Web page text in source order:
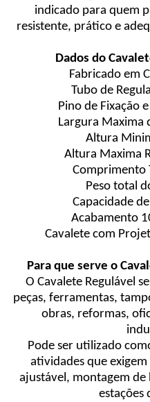
indicado para quem
resistente, prático e
Dados do
Fabricado em
Tubo de
Pino de Fixação
Largura Maxima
Altura
Altura Maxima
Comprimento
Peso total
Capacidade
Acabamento
Cavalete com
Para que serve o
O Cavalete Regulável
peças, ferramentas,
obras, reformas,
Pode ser utilizado
atividades que
ajustável, montagem de
estações